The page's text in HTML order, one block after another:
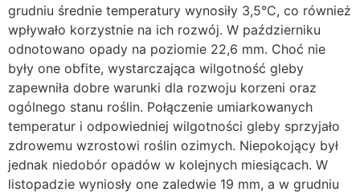
grudniu średnie temperatury wynosiły 3,5°C, co również
wpływało korzystnie na ich rozwój. W październiku
odnotowano opady na poziomie 22,6 mm. Choć nie
były one obfite, wystarczająca wilgotność gleby
zapewniła dobre warunki dla rozwoju korzeni oraz
ogólnego stanu roślin. Połączenie umiarkowanych
temperatur i odpowiedniej wilgotności gleby sprzyjało
zdrowemu wzrostowi roślin ozimych. Niepokojący był
jednak niedobór opadów w kolejnych miesiącach. W
listopadzie wyniosły one zaledwie 19 mm, a w grudniu